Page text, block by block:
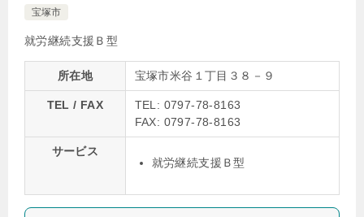
宝塚市
就労継続支援Ｂ型
所在地 宝塚市米谷１丁目３８－９
TEL / FAX
TEL: 0797-78-8163
FAX: 0797-78-8163
サービス
就労継続支援Ｂ型